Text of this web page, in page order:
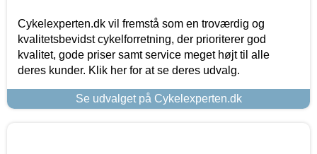
Cykelexperten.dk vil fremstå som en troværdig og
kvalitetsbevidst cykelforretning, der prioriterer god
kvalitet, gode priser samt service meget højt til alle
deres kunder. Klik her for at se deres udvalg.
Se udvalget på Cykelexperten.dk